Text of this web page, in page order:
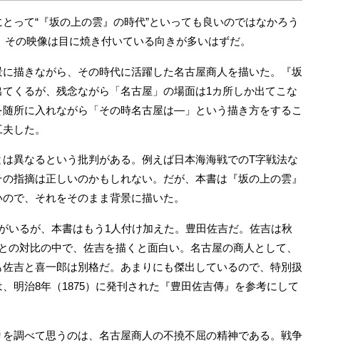
って“『坂の上の雲』の時代”といっても良いのではなかろう
の映像は目に焼き付いている向きが多いはずだ。
描きながら、その時代に活躍した名古屋商人を描いた。『坂
くるが、残念ながら「名古屋」の場面は1カ所しか出てこな
所に入れながら「その時名古屋は―」という描き方をするこ
した。
異なるという批判がある。例えば日本海海戦でのT字戦法な
指摘は正しいのかもしれない。だが、本書は『坂の上の雲』
で、それをそのまま背景に描いた。
るが、本書はもう1人付け加えた。豊田佐吉だ。佐吉は秋
の対比の中で、佐吉を描くと面白い。名古屋の商人として、
吉と喜一郎は別格だ。あまりにも傑出しているので、特別扱
明治8年（1875）に発刊された『豊田佐吉傳』を参考にして
調べて思うのは、名古屋商人の不撓不屈の精神である。戦争